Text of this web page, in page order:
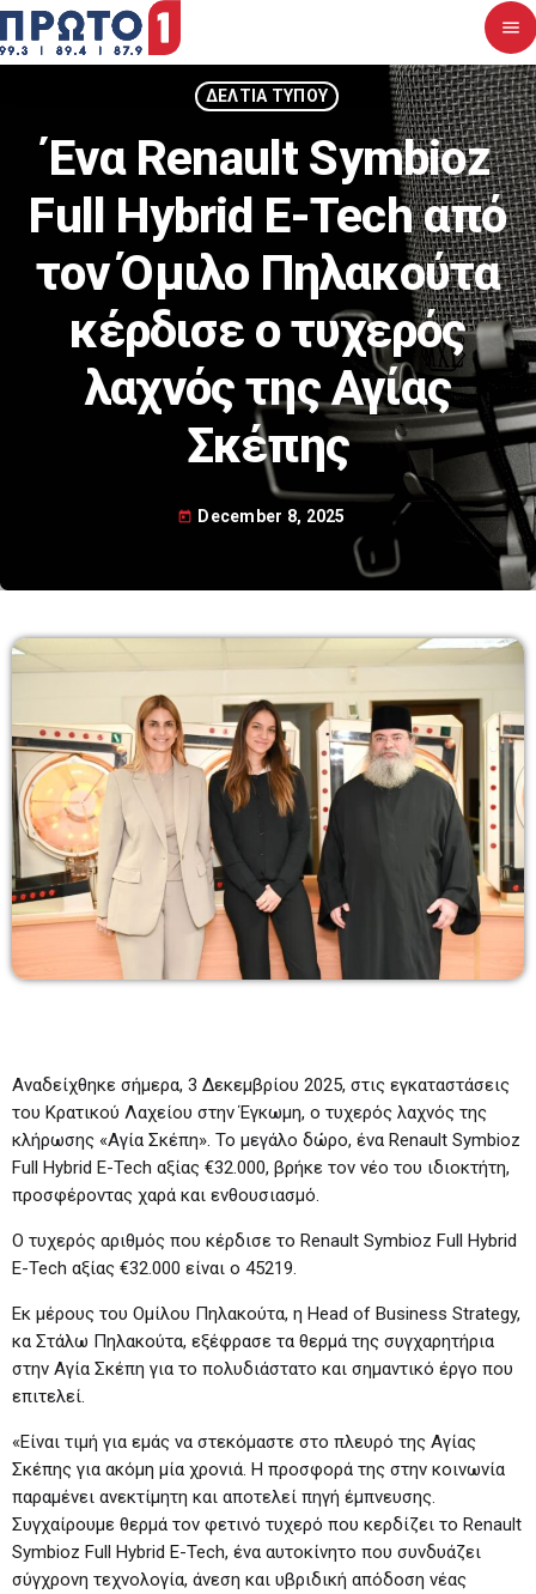
menu
close
Αρχική
Σχετικά με εμάς
Νέα
Διαγωνισμοί
Επικοινωνία
7:00-10:00
07:00 - 10:00
Μάριος Πούλλαδος
10:00-11:00
10:00 - 11:00
ΔΕΛΤΙΑ ΤΥΠΟΥ
Ένα Renault Symbioz
Full Hybrid E-Tech από
τον Όμιλο Πηλακούτα
κέρδισε ο τυχερός
λαχνός της Αγίας
Σκέπης
today December 8, 2025
Αναδείχθηκε σήμερα, 3 Δεκεμβρίου 2025, στις εγκαταστάσεις
του Κρατικού Λαχείου στην Έγκωμη, ο τυχερός λαχνός της
κλήρωσης «Αγία Σκέπη». Το μεγάλο δώρο, ένα Renault Symbioz
Full Hybrid E-Tech αξίας €32.000, βρήκε τον νέο του ιδιοκτήτη,
προσφέροντας χαρά και ενθουσιασμό.
Ο τυχερός αριθμός που κέρδισε το Renault Symbioz Full Hybrid
E-Tech αξίας €32.000 είναι ο 45219.
Εκ μέρους του Ομίλου Πηλακούτα, η Head of Business Strategy,
κα Στάλω Πηλακούτα, εξέφρασε τα θερμά της συγχαρητήρια
στην Αγία Σκέπη για το πολυδιάστατο και σημαντικό έργο που
επιτελεί.
«Είναι τιμή για εμάς να στεκόμαστε στο πλευρό της Αγίας
Σκέπης για ακόμη μία χρονιά. Η προσφορά της στην κοινωνία
παραμένει ανεκτίμητη και αποτελεί πηγή έμπνευσης.
Συγχαίρουμε θερμά τον φετινό τυχερό που κερδίζει το Renault
Symbioz Full Hybrid E-Tech, ένα αυτοκίνητο που συνδυάζει
σύγχρονη τεχνολογία, άνεση και υβριδική απόδοση νέας